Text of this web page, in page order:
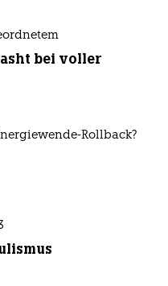
bei voller
Rollback?